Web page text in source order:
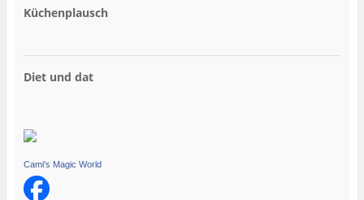
Küchenplausch
Diet und dat
Cami's Magic World